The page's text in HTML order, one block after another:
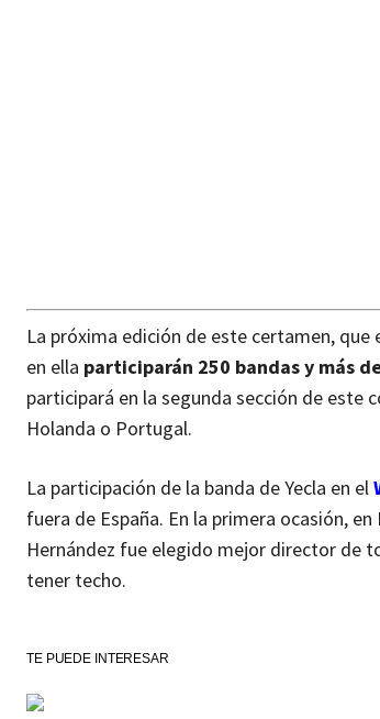
La próxima edición de este certamen,
en ella participarán 250 bandas y más
participará en la segunda sección de este
Holanda o Portugal.
La participación de la banda de Yecla en el
fuera de España. En la primera ocasión,
Hernández fue elegido mejor director de
tener techo.
TE PUEDE INTERESAR